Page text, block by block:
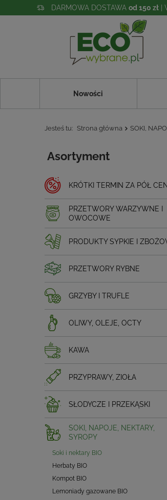
DARMOWA DOSTAWA od 150 zł |
Nowości
Jesteś tu: Strona główna SOKI,
Asortyment
KRÓTKI TERMIN ZA PÓŁ
PRZETWORY WARZYWNE I
OWOCOWE
PRODUKTY SYPKIE I
PRZETWORY RYBNE
GRZYBY I TRUFLE
OLIWY, OLEJE, OCTY
KAWA
PRZYPRAWY, ZIOŁA
SŁODYCZE I PRZEKĄSKI
SOKI, NAPOJE, NEKTARY,
SYROPY
Soki i nektary BIO
Herbaty BIO
Kompot BIO
Lemoniady gazowane BIO